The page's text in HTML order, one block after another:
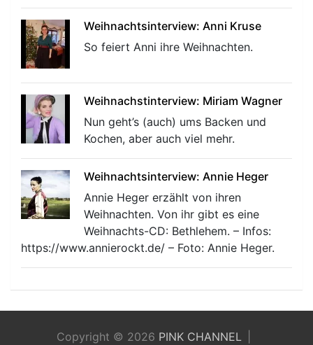
Weihnachtsinterview: Anni Kruse
So feiert Anni ihre Weihnachten.
Weihnachstinterview: Miriam Wagner
Nun geht’s (auch) ums Backen und
Kochen, aber auch viel mehr.
Weihnachtsinterview: Annie Heger
Annie Heger erzählt von ihren
Weihnachten. Von ihr gibt es eine
Weihnachts-CD: Bethlehem. – Infos:
https://www.annierockt.de/ – Foto: Annie Heger.
Copyright © 2026 PINK CHANNEL